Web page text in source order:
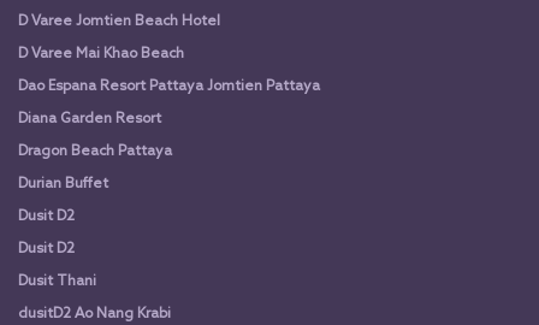
D Varee Jomtien Beach Hotel
D Varee Mai Khao Beach
Dao Espana Resort Pattaya Jomtien Pattaya
Diana Garden Resort
Dragon Beach Pattaya
Durian Buffet
Dusit D2
Dusit D2
Dusit Thani
dusitD2 Ao Nang Krabi